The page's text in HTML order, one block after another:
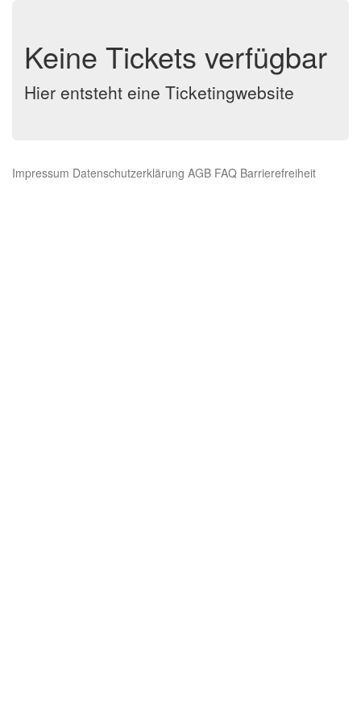
Keine Tickets verfügbar
Hier entsteht eine Ticketingwebsite
Impressum Datenschutzerklärung AGB FAQ Barrierefreiheit